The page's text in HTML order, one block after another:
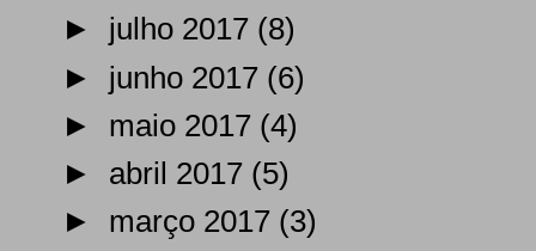
► julho 2017 (8)
► junho 2017 (6)
► maio 2017 (4)
► abril 2017 (5)
► março 2017 (3)